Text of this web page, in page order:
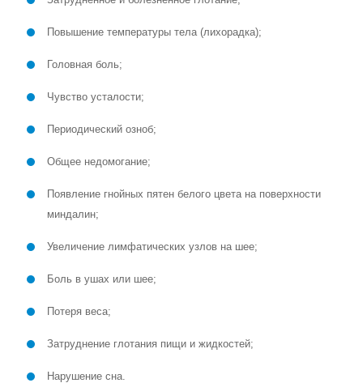
Повышение температуры тела (лихорадка);
Головная боль;
Чувство усталости;
Периодический озноб;
Общее недомогание;
Появление гнойных пятен белого цвета на поверхности
миндалин;
Увеличение лимфатических узлов на шее;
Боль в ушах или шее;
Потеря веса;
Затруднение глотания пищи и жидкостей;
Нарушение сна.